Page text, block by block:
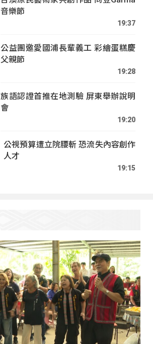
音樂節
19:37
公益團邀愛國浦長輩義工 彩繪蛋糕慶
父親節
19:28
族語認證首推在地測驗 屏東舉辦說明
會
19:20
公視預算遭立院腰斬 恐流失內容創作
人才
19:15